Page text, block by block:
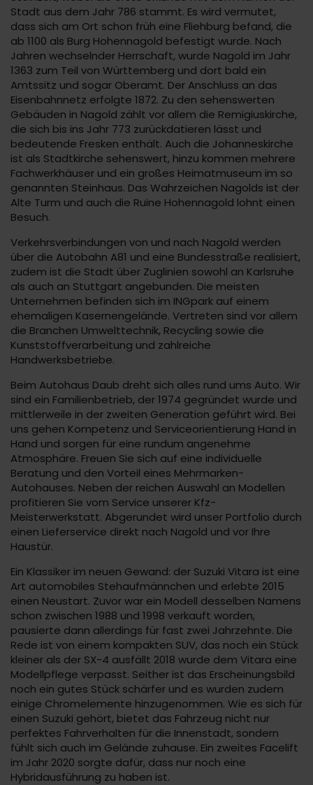
Stadt aus dem Jahr 786 stammt. Es wird vermutet,
dass sich am Ort schon früh eine Fliehburg befand, die
ab 1100 als Burg Hohennagold befestigt wurde. Nach
Jahren wechselnder Herrschaft, wurde Nagold im Jahr
1363 zum Teil von Württemberg und dort bald ein
Amtssitz und sogar Oberamt. Der Anschluss an das
Eisenbahnnetz erfolgte 1872. Zu den sehenswerten
Gebäuden in Nagold zählt vor allem die Remigiuskirche,
die sich bis ins Jahr 773 zurückdatieren lässt und
bedeutende Fresken enthält. Auch die Johanneskirche
ist als Stadtkirche sehenswert, hinzu kommen mehrere
Fachwerkhäuser und ein großes Heimatmuseum im so
genannten Steinhaus. Das Wahrzeichen Nagolds ist der
Alte Turm und auch die Ruine Hohennagold lohnt einen
Besuch.
Verkehrsverbindungen von und nach Nagold werden
über die Autobahn A81 und eine Bundesstraße realisiert,
zudem ist die Stadt über Zuglinien sowohl an Karlsruhe
als auch an Stuttgart angebunden. Die meisten
Unternehmen befinden sich im INGpark auf einem
ehemaligen Kasernengelände. Vertreten sind vor allem
die Branchen Umwelttechnik, Recycling sowie die
Kunststoffverarbeitung und zahlreiche
Handwerksbetriebe.
Beim Autohaus Daub dreht sich alles rund ums Auto. Wir
sind ein Familienbetrieb, der 1974 gegründet wurde und
mittlerweile in der zweiten Generation geführt wird. Bei
uns gehen Kompetenz und Serviceorientierung Hand in
Hand und sorgen für eine rundum angenehme
Atmosphäre. Freuen Sie sich auf eine individuelle
Beratung und den Vorteil eines Mehrmarken-
Autohauses. Neben der reichen Auswahl an Modellen
profitieren Sie vom Service unserer Kfz-
Meisterwerkstatt. Abgerundet wird unser Portfolio durch
einen Lieferservice direkt nach Nagold und vor Ihre
Haustür.
Ein Klassiker im neuen Gewand: der Suzuki Vitara ist eine
Art automobiles Stehaufmännchen und erlebte 2015
einen Neustart. Zuvor war ein Modell desselben Namens
schon zwischen 1988 und 1998 verkauft worden,
pausierte dann allerdings für fast zwei Jahrzehnte. Die
Rede ist von einem kompakten SUV, das noch ein Stück
kleiner als der SX-4 ausfällt 2018 wurde dem Vitara eine
Modellpflege verpasst. Seither ist das Erscheinungsbild
noch ein gutes Stück schärfer und es wurden zudem
einige Chromelemente hinzugenommen. Wie es sich für
einen Suzuki gehört, bietet das Fahrzeug nicht nur
perfektes Fahrverhalten für die Innenstadt, sondern
fühlt sich auch im Gelände zuhause. Ein zweites Facelift
im Jahr 2020 sorgte dafür, dass nur noch eine
Hybridausführung zu haben ist.